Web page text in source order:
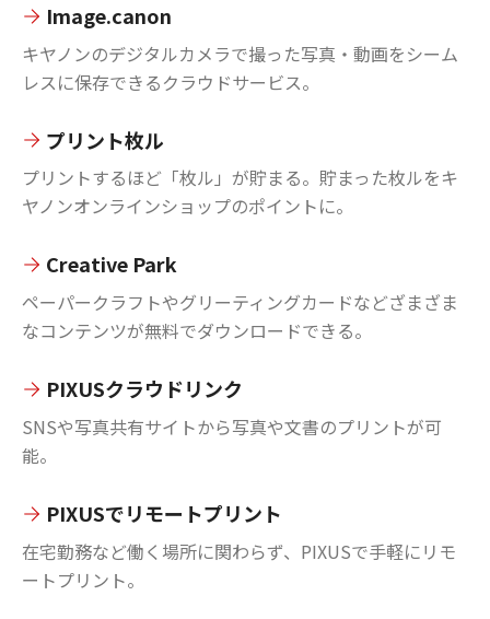
Image.canon
キヤノンのデジタルカメラで撮った写真・動画をシーム
レスに保存できるクラウドサービス。
プリント枚ル
プリントするほど「枚ル」が貯まる。貯まった枚ルをキ
ヤノンオンラインショップのポイントに。
Creative Park
ペーパークラフトやグリーティングカードなどざまざま
なコンテンツが無料でダウンロードできる。
PIXUSクラウドリンク
SNSや写真共有サイトから写真や文書のプリントが可
能。
PIXUSでリモートプリント
在宅勤務など働く場所に関わらず、PIXUSで手軽にリモ
ートプリント。